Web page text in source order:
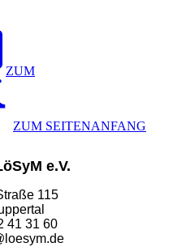
ZUM
ZUM SEITENANFANG
e.V.
115
41 31 60